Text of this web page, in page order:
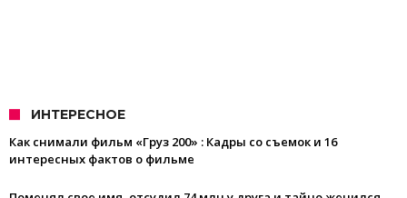
ИНТЕРЕСНОЕ
Как снимали фильм «Груз 200» : Кадры со съемок и 16
интересных фактов о фильме